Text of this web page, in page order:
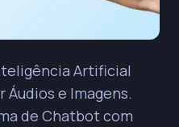
Artificial
e Imagens.
de Chatbot com